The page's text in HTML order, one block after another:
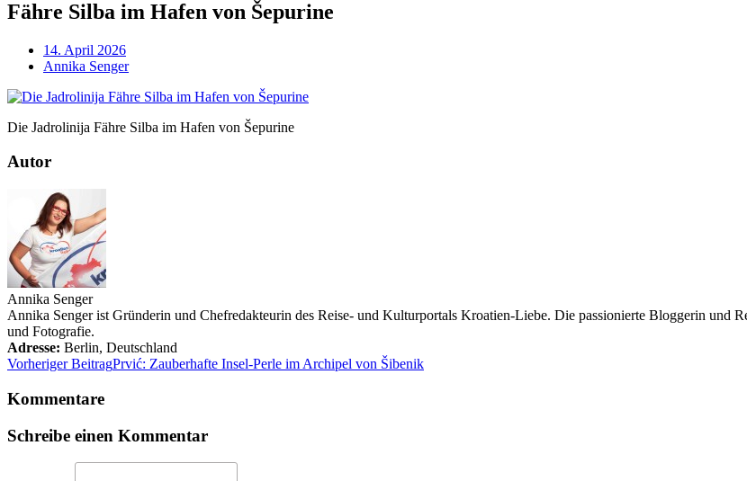
Fähre Silba im Hafen von Šepurine
14. April 2026
Annika Senger
Die Jadrolinija Fähre Silba im Hafen von Šepurine
Autor
Annika Senger
Annika Senger ist Gründerin und Chefredakteurin des Reise- und Kulturportals Kroatien-Liebe. Die passionierte Bloggerin und
und Fotografie.
Adresse: Berlin, Deutschland
Vorheriger BeitragPrvić: Zauberhafte Insel-Perle im Archipel von Šibenik
Kommentare
Schreibe einen Kommentar